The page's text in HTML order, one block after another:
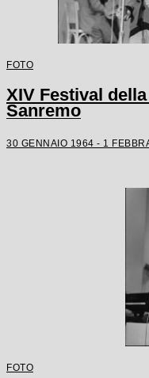
FOTO
XIV Festival
Sanremo
30 GENNAIO 1964 - 1
FOTO